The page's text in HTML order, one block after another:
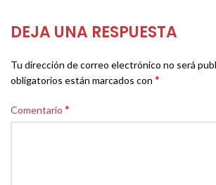
DEJA UNA RESPUESTA
Tu dirección de correo electrónico no será
obligatorios están marcados con *
Comentario *